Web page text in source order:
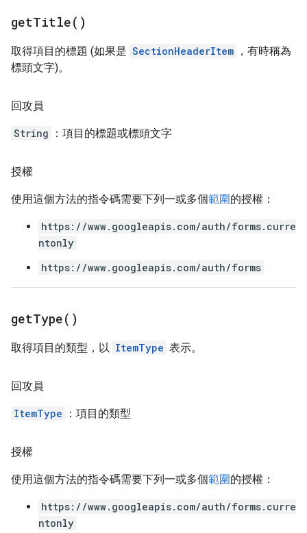
getTitle( )
取得項目的標題 (如果是 SectionHeaderItem ，有時稱為
標頭文字)。
回攻員
String ：項目的標題或標頭文字
授權
使用這個方法的指令碼需要下列一或多個範圍的授權：
https://www.googleapis.com/auth/forms.curre
ntonly
https://www.googleapis.com/auth/forms
getType( )
取得項目的類型，以 ItemType 表示。
回攻員
ItemType ：項目的類型
授權
使用這個方法的指令碼需要下列一或多個範圍的授權：
https://www.googleapis.com/auth/forms.curre
ntonly